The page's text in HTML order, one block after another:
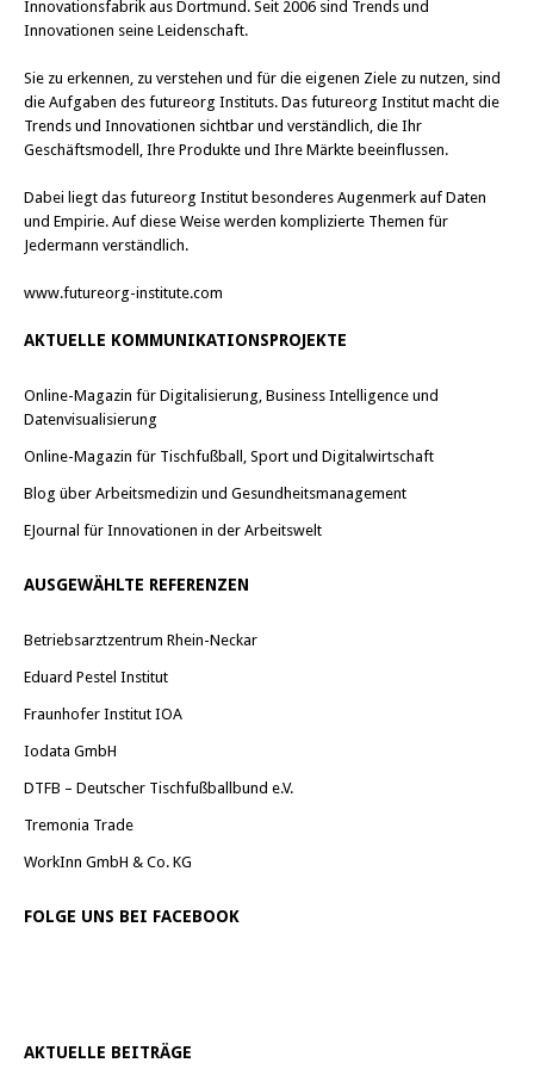
e
m
n
s
t
e
r
g
ö
f
f
e
e
m
n
s
t
e
r
g
ö
f
f
e
Innovationsfabrik aus Dortmund. Seit 2006 sind Trends und
Innovationen seine Leidenschaft.
Sie zu erkennen, zu verstehen und für die eigenen Ziele zu nutzen, sind
die Aufgaben des futureorg Instituts. Das futureorg Institut macht die
Trends und Innovationen sichtbar und verständlich, die Ihr
Geschäftsmodell, Ihre Produkte und Ihre Märkte beeinflussen.
Dabei liegt das futureorg Institut besonderes Augenmerk auf Daten
und Empirie. Auf diese Weise werden komplizierte Themen für
Jedermann verständlich.
www.futureorg-institute.com
AKTUELLE KOMMUNIKATIONSPROJEKTE
Online-Magazin für Digitalisierung, Business Intelligence und
Datenvisualisierung
Online-Magazin für Tischfußball, Sport und Digitalwirtschaft
Blog über Arbeitsmedizin und Gesundheitsmanagement
EJournal für Innovationen in der Arbeitswelt
AUSGEWÄHLTE REFERENZEN
Betriebsarztzentrum Rhein-Neckar
Eduard Pestel Institut
Fraunhofer Institut IOA
Iodata GmbH
DTFB – Deutscher Tischfußballbund e.V.
Tremonia Trade
WorkInn GmbH & Co. KG
FOLGE UNS BEI FACEBOOK
AKTUELLE BEITRÄGE